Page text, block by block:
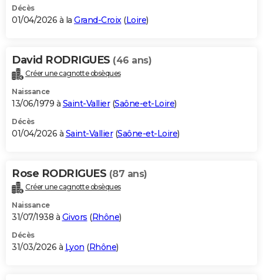
Décès
01/04/2026 à la Grand-Croix(Loire)
David RODRIGUES (46 ans)
Créer une cagnotte obsèques
Naissance
13/06/1979 à Saint-Vallier(Saône-et-Loire)
Décès
01/04/2026 à Saint-Vallier(Saône-et-Loire)
Rose RODRIGUES (87 ans)
Créer une cagnotte obsèques
Naissance
31/07/1938 à Givors (Rhône)
Décès
31/03/2026 à Lyon (Rhône)